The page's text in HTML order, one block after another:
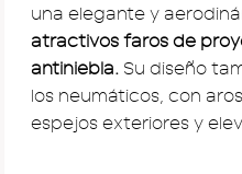
una elegante y
atractivos faros de
antiniebla. Su diseño
los neumáticos, con
espejos exteriores y